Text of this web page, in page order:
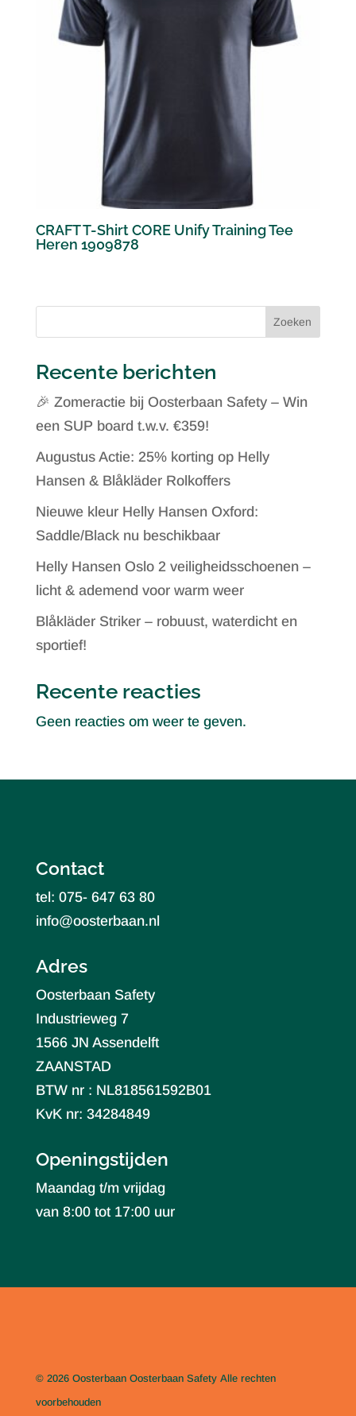
CRAFT T-Shirt CORE Unify Training Tee
Heren 1909878
Zoeken
Recente berichten
🎉 Zomeractie bij Oosterbaan Safety – Win
een SUP board t.w.v. €359!
Augustus Actie: 25% korting op Helly
Hansen & Blåkläder Rolkoffers
Nieuwe kleur Helly Hansen Oxford:
Saddle/Black nu beschikbaar
Helly Hansen Oslo 2 veiligheidsschoenen –
licht & ademend voor warm weer
Blåkläder Striker – robuust, waterdicht en
sportief!
Recente reacties
Geen reacties om weer te geven.
Contact
tel: 075- 647 63 80
info@oosterbaan.nl
Adres
Oosterbaan Safety
Industrieweg 7
1566 JN Assendelft
ZAANSTAD
BTW nr : NL818561592B01
KvK nr: 34284849
Openingstijden
Maandag t/m vrijdag
van 8:00 tot 17:00 uur
© 2026 Oosterbaan Oosterbaan SafetyAlle rechten
voorbehouden